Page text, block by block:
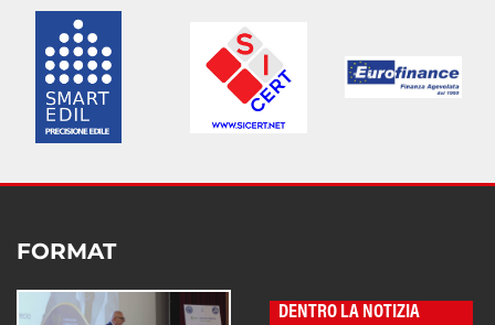
FORMAT
DENTRO LA NOTIZIA